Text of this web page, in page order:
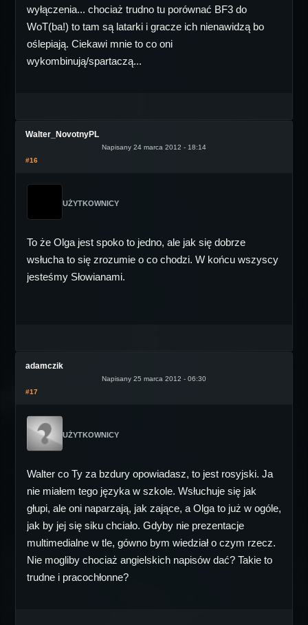
wyłączenia... chociaż trudno tu porównać BF3 do
WoT(ba!) to tam są latarki i gracze ich nienawidzą bo
oślepiają. Ciekawi mnie to co oni
wykombinują/spartaczą...
Walter_NovotnyPL
Napisany 24 marca 2012 - 18:14
#16
UŻYTKOWNICY
To że Olga jest spoko to jedno, ale jak się dobrze
wsłucha to się zrozumie o co chodzi. W końcu wszyscy
jesteśmy Słowianami.
adamczik
Napisany 25 marca 2012 - 06:30
#17
UŻYTKOWNICY
Walter co Ty za bzdury opowiadasz, to jest rosyjski. Ja
nie miałem tego języka w szkole. Wsłuchuje się jak
głupi, ale oni naparzają, jak zające, a Olga to już w ogóle,
jak by jej się siku chciało. Gdyby nie prezentacje
multimedialne w tle, gówno bym wiedział o czym rzecz.
Nie mogliby chociaż angielskich napisów dać? Takie to
trudne i pracochłonne?